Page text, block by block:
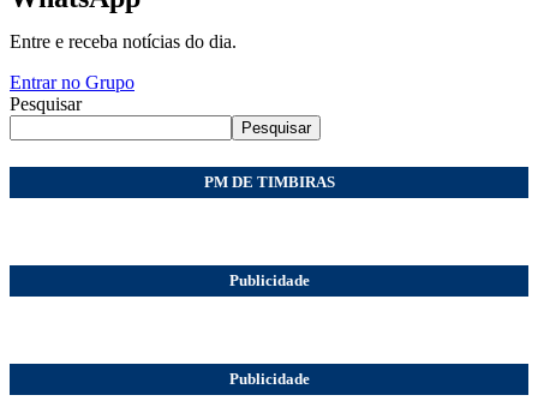
Entre e receba notícias do dia.
Entrar no Grupo
Pesquisar
Pesquisar
PM DE TIMBIRAS
Publicidade
Publicidade